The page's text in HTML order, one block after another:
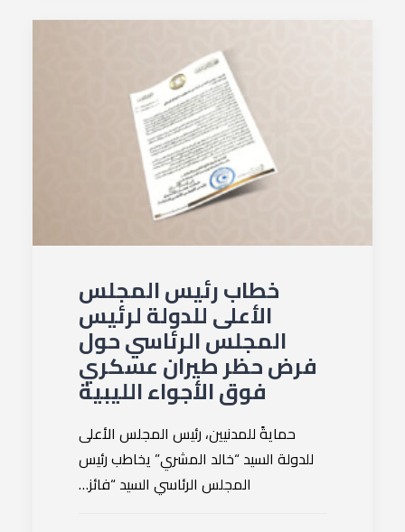
خطاب رئيس المجلس
الأعلى للدولة لرئيس
المجلس الرئاسي حول
فرض حظر طيران عسكري
فوق الأجواء الليبية
حمايةً للمدنيين، رئيس المجلس الأعلى
للدولة السيد “خالد المشري” يخاطب رئيس
المجلس الرئاسي السيد “فائز…